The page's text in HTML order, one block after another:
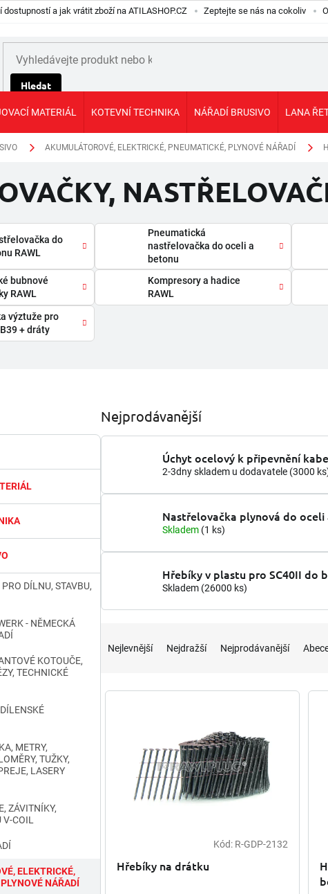
a jak vrátit zboží na ATILASHOP.CZ Zeptejte se nás na cokoliv
Hledat
MATERIÁL KOTEVNÍ TECHNIKA NÁŘADÍ BRUSIVO LANA
AKUMULÁTOROVÉ, ELEKTRICKÉ, PNEUMATICKÉ, PLYNOVÉ NÁŘADÍ
do
RAWL
Pneumatická
nastřelovačka do oceli a
betonu
bubnové
RAWL
Kompresory a hadice
RAWL
výztuže pro
+ dráty
DÍLNU, STAVBU,
- NĚMECKÁ
KOTOUČE,
TECHNICKÉ
METRY,
TUŽKY,
LASERY
ZÁVITNÍKY,
V-COIL
ELEKTRICKÉ,
NÁŘADÍ
Nejprodávanější
Úchyt ocelový k připevnění
2-3dny skladem u dodavatele (3000
Nastřelovačka plynová do oceli
Skladem (1 ks)
Hřebíky v plastu pro SC40II do
Skladem (26000 ks)
n
Nejlevnější Nejdražší Nejprodávanější
V
Kód: R-GDP-2132
Hřebíky na drátku